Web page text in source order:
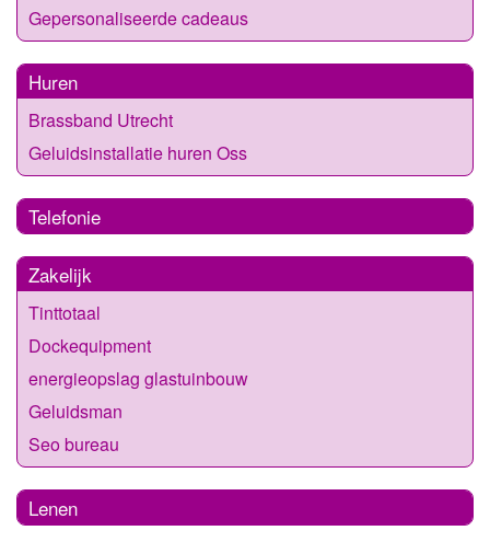
Gepersonaliseerde cadeaus
Huren
Brassband Utrecht
Geluidsinstallatie huren Oss
Telefonie
Zakelijk
Tinttotaal
Dockequipment
energieopslag glastuinbouw
Geluidsman
Seo bureau
Lenen